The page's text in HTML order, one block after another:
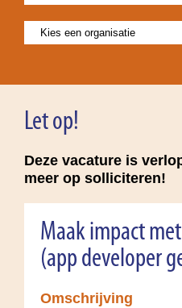
Let op!
Deze vacature is
meer op solliciteren!
Maak impact
(app developer
Omschrijving